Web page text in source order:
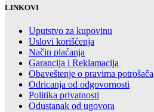
LINKOVI
Uputstvo za kupovinu
Uslovi korišćenja
Način plaćanja
Garancija i Reklamacija
Obaveštenje o pravima potrošača
Odricanja od odgovornosti
Politika privatnosti
Odustanak od ugovora